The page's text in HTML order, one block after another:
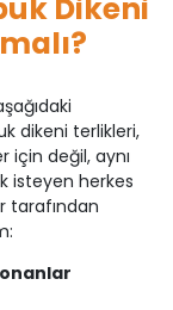
Dikeni
dikeni terlikleri,
için değil, aynı
isteyen herkes
tarafından